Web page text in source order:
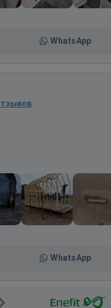
WhatsApp
WhatsApp